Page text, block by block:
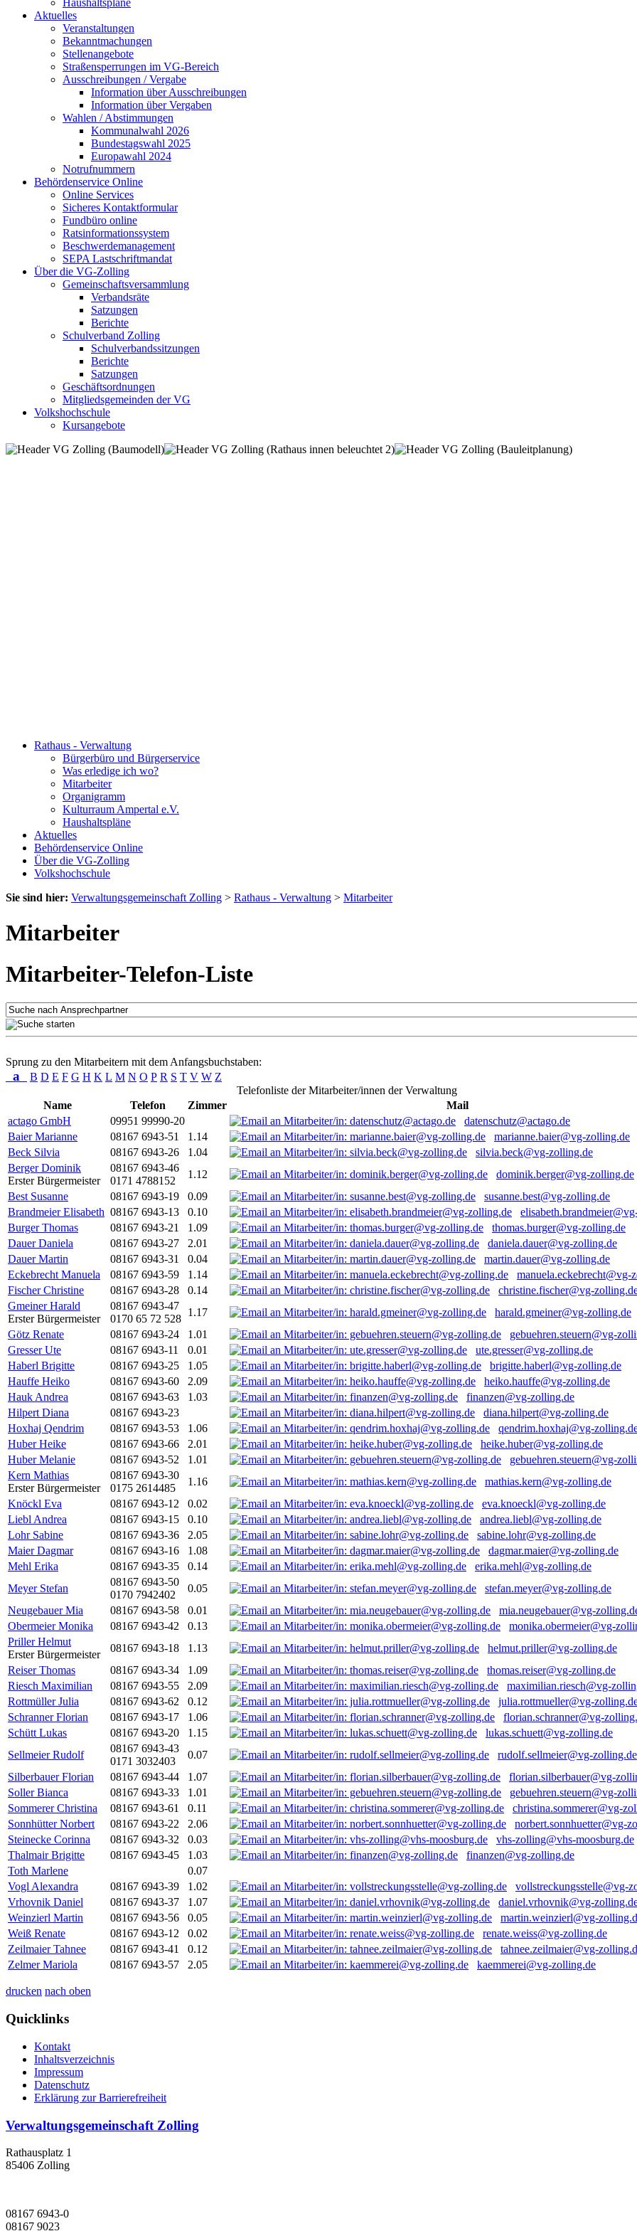
Haushaltspläne
Aktuelles
Veranstaltungen
Bekanntmachungen
Stellenangebote
Straßensperrungen im VG-Bereich
Ausschreibungen / Vergabe
Information über Ausschreibungen
Information über Vergaben
Wahlen / Abstimmungen
Kommunalwahl 2026
Bundestagswahl 2025
Europawahl 2024
Notrufnummern
Behördenservice Online
Online Services
Sicheres Kontaktformular
Fundbüro online
Ratsinformationssystem
Beschwerdemanagement
SEPA Lastschriftmandat
Über die VG-Zolling
Gemeinschaftsversammlung
Verbandsräte
Satzungen
Berichte
Schulverband Zolling
Schulverbandssitzungen
Berichte
Satzungen
Geschäftsordnungen
Mitgliedsgemeinden der VG
Volkshochschule
Kursangebote
Rathaus - Verwaltung
Bürgerbüro und Bürgerservice
Was erledige ich wo?
Mitarbeiter
Organigramm
Kulturraum Ampertal e.V.
Haushaltspläne
Aktuelles
Behördenservice Online
Über die VG-Zolling
Volkshochschule
Sie sind hier: Verwaltungsgemeinschaft Zolling > Rathaus - Verwaltung > Mitarbeiter
Mitarbeiter
Mitarbeiter-Telefon-Liste
Sprung zu den Mitarbeitern mit dem Anfangsbuchstaben:
a B D E F G H K L M N O P R S T V W Z
Telefonliste der Mitarbeiter/innen der Verwaltung
Name
Telefon Zimmer
Mail
actago GmbH
09951 99990-20
datenschutz@actago.de
Baier Marianne
08167 6943-51 1.14
marianne.baier@vg-zolling.de
Beck Silvia
08167 6943-26 1.04
silvia.beck@vg-zolling.de
Berger Dominik
Erster Bürgermeister
08167 6943-46
0171 4788152
1.12
dominik.berger@vg-zolling.de
Best Susanne
08167 6943-19 0.09
susanne.best@vg-zolling.de
Brandmeier Elisabeth 08167 6943-13 0.10
Burger Thomas
08167 6943-21 1.09
thomas.burger@vg-zolling.de
Dauer Daniela
08167 6943-27 2.01
daniela.dauer@vg-zolling.de
Dauer Martin
08167 6943-31 0.04
martin.dauer@vg-zolling.de
Eckebrecht Manuela
08167 6943-59 1.14
manuela.eckebrecht@vg-
Fischer Christine
08167 6943-28 0.14
christine.fischer@vg-
Gmeiner Harald
Erster Bürgermeister
08167 6943-47
0170 65 72 528
1.17
harald.gmeiner@vg-zolling.de
Götz Renate
08167 6943-24 1.01
gebuehren.steuern@vg-
Gresser Ute
08167 6943-11 0.01
ute.gresser@vg-zolling.de
Haberl Brigitte
08167 6943-25 1.05
brigitte.haberl@vg-zolling.de
Hauffe Heiko
08167 6943-60 2.09
heiko.hauffe@vg-zolling.de
Hauk Andrea
08167 6943-63 1.03
finanzen@vg-zolling.de
Hilpert Diana
08167 6943-23
diana.hilpert@vg-zolling.de
Hoxhaj Qendrim
08167 6943-53 1.06
qendrim.hoxhaj@vg-
Huber Heike
08167 6943-66 2.01
heike.huber@vg-zolling.de
Huber Melanie
08167 6943-52 1.01
gebuehren.steuern@vg-
Kern Mathias
Erster Bürgermeister
08167 6943-30
0175 2614485
1.16
mathias.kern@vg-zolling.de
Knöckl Eva
08167 6943-12 0.02
eva.knoeckl@vg-zolling.de
Liebl Andrea
08167 6943-15 0.10
andrea.liebl@vg-zolling.de
Lohr Sabine
08167 6943-36 2.05
sabine.lohr@vg-zolling.de
Maier Dagmar
08167 6943-16 1.08
dagmar.maier@vg-zolling.de
Mehl Erika
08167 6943-35 0.14
erika.mehl@vg-zolling.de
Meyer Stefan
08167 6943-50
0170 7942402
0.05
stefan.meyer@vg-zolling.de
Neugebauer Mia
08167 6943-58 0.01
mia.neugebauer@vg-
Obermeier Monika
08167 6943-42 0.13
monika.obermeier@vg-
Priller Helmut
Erster Bürgermeister
08167 6943-18 1.13
helmut.priller@vg-zolling.de
Reiser Thomas
08167 6943-34 1.09
thomas.reiser@vg-zolling.de
Riesch Maximilian
08167 6943-55 2.09
maximilian.riesch@vg-
Rottmüller Julia
08167 6943-62 0.12
julia.rottmueller@vg-
Schranner Florian
08167 6943-17 1.06
florian.schranner@vg-
Schütt Lukas
08167 6943-20 1.15
lukas.schuett@vg-zolling.de
Sellmeier Rudolf
08167 6943-43
0171 3032403
0.07
rudolf.sellmeier@vg-zolling.de
Silberbauer Florian
08167 6943-44 1.07
florian.silberbauer@vg-
Soller Bianca
08167 6943-33 1.01
gebuehren.steuern@vg-
Sommerer Christina
08167 6943-61 0.11
christina.sommerer@vg-
Sonnhütter Norbert
08167 6943-22 2.06
norbert.sonnhuetter@vg-
Steinecke Corinna
08167 6943-32 0.03
vhs-zolling@vhs-moosburg.de
Thalmair Brigitte
08167 6943-45 1.03
finanzen@vg-zolling.de
Toth Marlene
0.07
Vogl Alexandra
08167 6943-39 1.02
vollstreckungsstelle@vg-
Vrhovnik Daniel
08167 6943-37 1.07
daniel.vrhovnik@vg-
Weinzierl Martin
08167 6943-56 0.05
martin.weinzierl@vg-
Weiß Renate
08167 6943-12 0.02
renate.weiss@vg-zolling.de
Zeilmaier Tahnee
08167 6943-41 0.12
tahnee.zeilmaier@vg-
Zelmer Mariola
08167 6943-57 2.05 kaemmerei@vg-zolling.de
drucken nach oben
Quicklinks
Kontakt
Inhaltsverzeichnis
Impressum
Datenschutz
Erklärung zur Barrierefreiheit
Verwaltungsgemeinschaft Zolling
Rathausplatz 1
85406 Zolling
08167 6943-0
08167 9023